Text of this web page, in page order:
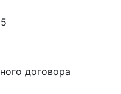
договора